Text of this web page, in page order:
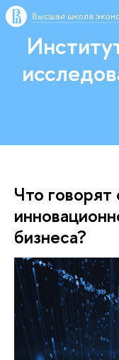
Высшая школа
Что
бизнеса?